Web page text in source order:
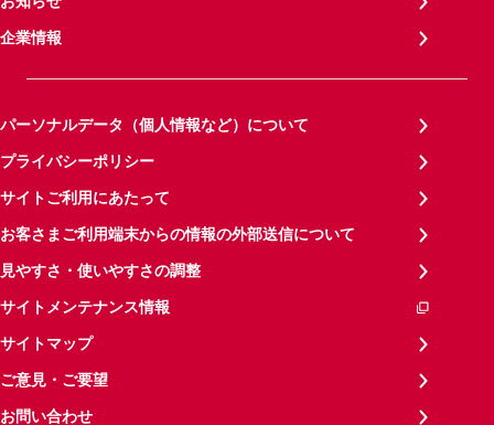
企業情報
パーソナルデータ（個人情報など）について
プライバシーポリシー
サイトご利用にあたって
お客さまご利用端末からの情報の外部送信について
見やすさ・使いやすさの調整
サイトメンテナンス情報
サイトマップ
ご意見・ご要望
お問い合わせ